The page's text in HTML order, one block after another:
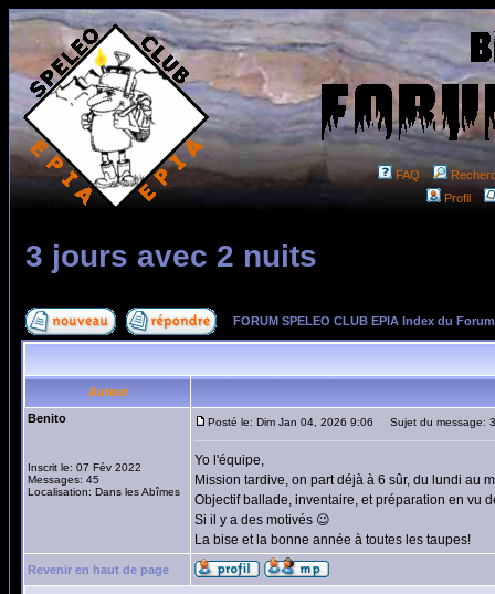
FAQ
Profil
3 jours avec 2 nuits
FORUM SPELEO CLUB EPIA Index du Forum
Auteur
Benito
Inscrit le: 07 Fév 2022
Messages: 45
Localisation: Dans les Abîmes
Posté le: Dim Jan 04, 2026 9:06 Sujet du message:
Yo l'équipe,
Mission tardive, on part déjà à 6 sûr, du lundi au
Objectif ballade, inventaire, et préparation en vu
Si il y a des motivés 😉
La bise et la bonne année à toutes les taupes!
Revenir en haut de page